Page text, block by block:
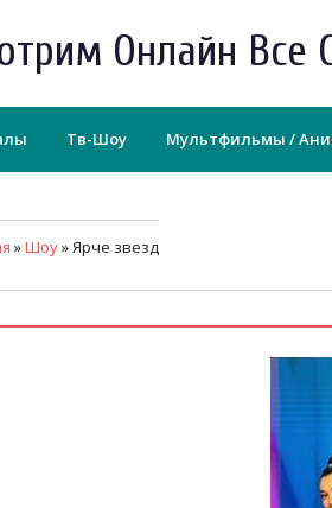
Онлайн Все
Тв-Шоу Мультфильмы /
»Шоу» Ярче звезд